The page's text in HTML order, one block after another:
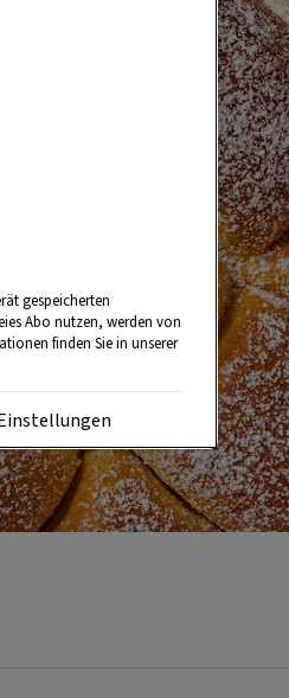
gespeicherten
Abo nutzen, werden von
finden Sie in unserer